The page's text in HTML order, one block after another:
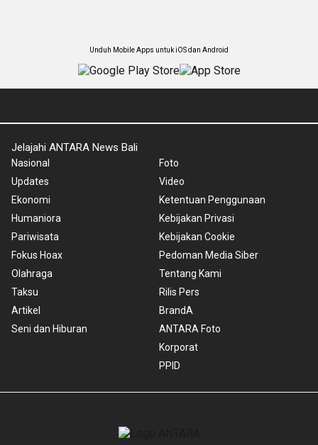
Unduh Mobile Apps untuk iOS dan Android
Jelajahi ANTARA News Bali
Nasional
Updates
Ekonomi
Humaniora
Pariwisata
Fokus Hoax
Olahraga
Taksu
Artikel
Seni dan Hiburan
Foto
Video
Ketentuan Penggunaan
Kebijakan Privasi
Kebijakan Cookie
Pedoman Media Siber
Tentang Kami
Rilis Pers
BrandA
ANTARA Foto
Korporat
PPID